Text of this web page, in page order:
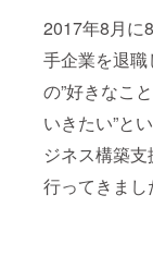
2017年8月に
手企業を退
の”好きなこ
いきたい”と
ジネス構築
行ってきまし